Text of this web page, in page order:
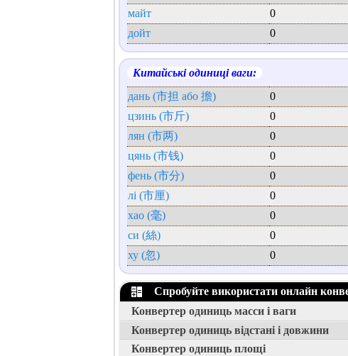
майт
0
дойт
0
Китайські одиниці ваги:
дань (市担 або 擔)
0
цзинь (市斤)
0
лян (市两)
0
цянь (市钱)
0
фень (市分)
0
лі (市厘)
0
хао (毫)
0
си (絲)
0
ху (忽)
0
Спробуйте використати онлайн
Конвертер одиниць масси і ваги
Конвертер одиниць відстані і довжини
Конвертер одиниць площі